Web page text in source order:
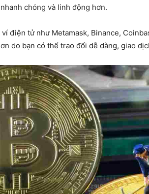
chóng và linh động hơn.
ví điện tử như Metamask, Binance,
do bạn có thể trao đổi dễ dàng, giao